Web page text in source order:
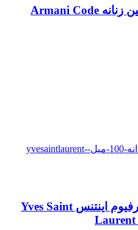
عطر جورجیو آرمانی کد ساتین زنانه Armani Code
عطر ایو سن لورن ال هوم پرفیوم اینتنس Yves Saint
Laurent